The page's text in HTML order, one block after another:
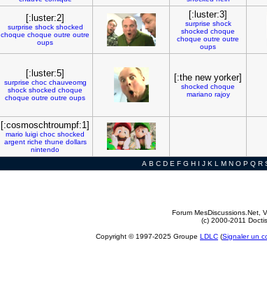
[:luster:2]
surprise shock shocked
choque choque outre outre
oups
[:luster:3]
surprise shock
shocked choque
choque outre outre
oups
[:luster:5]
surprise choc chauveomg
shock shocked choque
choque outre outre oups
[:the new yorker]
shocked choque
mariano rajoy
[:cosmoschtroumpf:1]
mario luigi choc shocked
argent riche thune dollars
nintendo
A B C D E F G H I J K L M N O P Q R
Forum MesDiscussions.Net ,
(c) 2000-2011
Copyright © 1997-2025 Groupe LDLC (Signaler un